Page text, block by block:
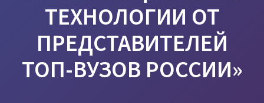
ТЕХНОЛОГИИ ОТ
ПРЕДСТАВИТЕЛЕЙ
ТОП-ВУЗОВ РОССИИ»